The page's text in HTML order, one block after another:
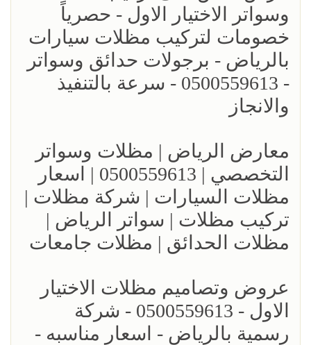
وسواتر الاختيار الاول - حصرياً
خصومات لتركيب مظلات سيارات
بالرياض - برجولات حدائق وسواتر
- 0500559613 - سرعة بالتنفيذ
والانجاز
معارض الرياض | مظلات وسواتر
التخصصي | 0500559613 | اسعار
مظلات السيارات | شركة مظلات |
تركيب مظلات | سواتر الرياض |
مظلات الحدائق | مظلات جامعات
عروض وتصاميم مظلات الاختيار
الاول - 0500559613 - شركة
رسمية بالرياض - اسعار مناسبه -